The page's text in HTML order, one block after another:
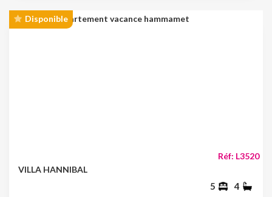
Disponible
Réf: L3520
VILLA HANNIBAL
5 4